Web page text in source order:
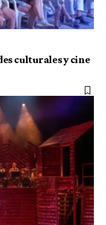
culturales y cine